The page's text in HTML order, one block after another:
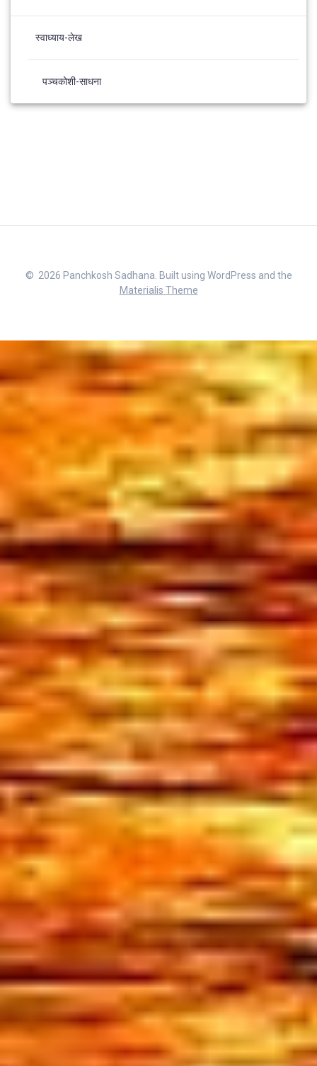
स्वाध्याय-लेख
पञ्चकोशी-साधना
© 2026 Panchkosh Sadhana. Built using WordPress and the
Materialis Theme